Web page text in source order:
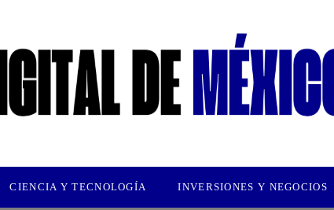
CIENCIA Y TECNOLOGÍA INVERSIONES Y NEGOCIOS